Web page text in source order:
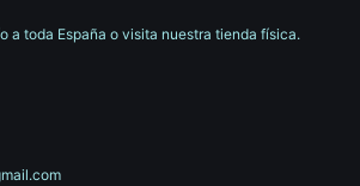
a toda España o visita nuestra tienda física.